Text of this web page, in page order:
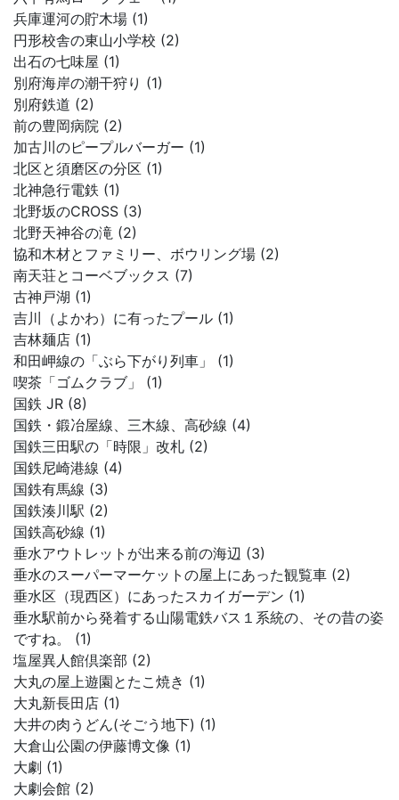
兵庫運河の貯木場 (1)
円形校舎の東山小学校 (2)
出石の七味屋 (1)
別府海岸の潮干狩り (1)
別府鉄道 (2)
前の豊岡病院 (2)
加古川のピープルバーガー (1)
北区と須磨区の分区 (1)
北神急行電鉄 (1)
北野坂のCROSS (3)
北野天神谷の滝 (2)
協和木材とファミリー、ボウリング場 (2)
南天荘とコーベブックス (7)
古神戸湖 (1)
吉川（よかわ）に有ったプール (1)
吉林麺店 (1)
和田岬線の「ぶら下がり列車」 (1)
喫茶「ゴムクラブ」 (1)
国鉄 JR (8)
国鉄・鍛冶屋線、三木線、高砂線 (4)
国鉄三田駅の「時限」改札 (2)
国鉄尼崎港線 (4)
国鉄有馬線 (3)
国鉄湊川駅 (2)
国鉄高砂線 (1)
垂水アウトレットが出来る前の海辺 (3)
垂水のスーパーマーケットの屋上にあった観覧車 (2)
垂水区（現西区）にあったスカイガーデン (1)
垂水駅前から発着する山陽電鉄バス１系統の、その昔の姿
ですね。 (1)
塩屋異人館倶楽部 (2)
大丸の屋上遊園とたこ焼き (1)
大丸新長田店 (1)
大井の肉うどん(そごう地下) (1)
大倉山公園の伊藤博文像 (1)
大劇 (1)
大劇会館 (2)